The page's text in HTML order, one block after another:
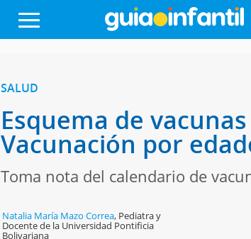
SALUD
Esquema de
Vacunación por
Toma nota del calendario de
Natalia María Mazo Correa, Pediatra y
Docente de la Universidad Pontificia
Bolivariana